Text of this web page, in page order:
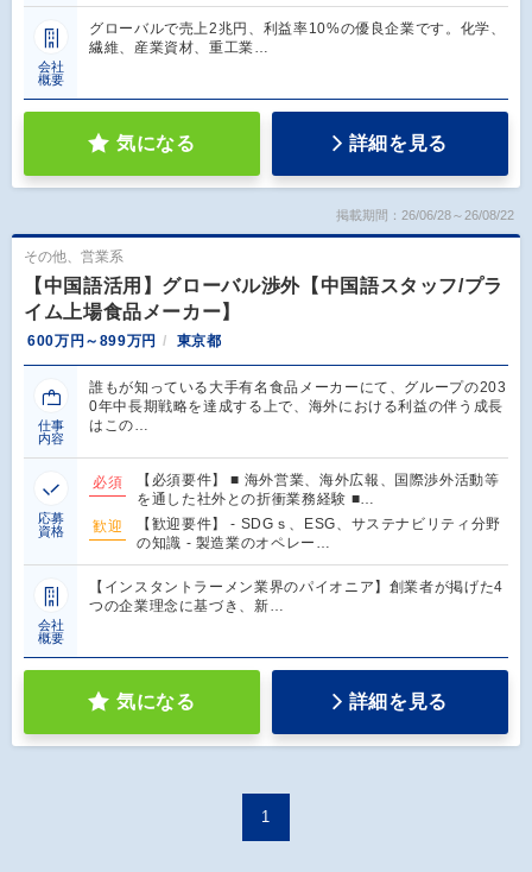
会社
概要
グローバルで売上2兆円、利益率10%の優良企業です。化学、
繊維、産業資材、重工業…
気になる 詳細を見る
掲載期間：26/06/28～26/08/22
その他、営業系
【中国語活用】グローバル渉外【中国語スタッフ/プラ
イム上場食品メーカー】
600万円～899万円 東京都
仕事
内容
誰もが知っている大手有名食品メーカーにて、グループの203
0年中長期戦略を達成する上で、海外における利益の伴う成長
はこの…
応募
資格
必須
【必須要件】 ■ 海外営業、海外広報、国際渉外活動等
を通した社外との折衝業務経験 ■…
歓迎
【歓迎要件】 - SDGｓ、ESG、サステナビリティ分野
の知識 - 製造業のオペレー…
会社
概要
【インスタントラーメン業界のパイオニア】創業者が掲げた4
つの企業理念に基づき、新…
気になる 詳細を見る
1